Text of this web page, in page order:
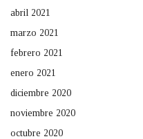
abril 2021
marzo 2021
febrero 2021
enero 2021
diciembre 2020
noviembre 2020
octubre 2020